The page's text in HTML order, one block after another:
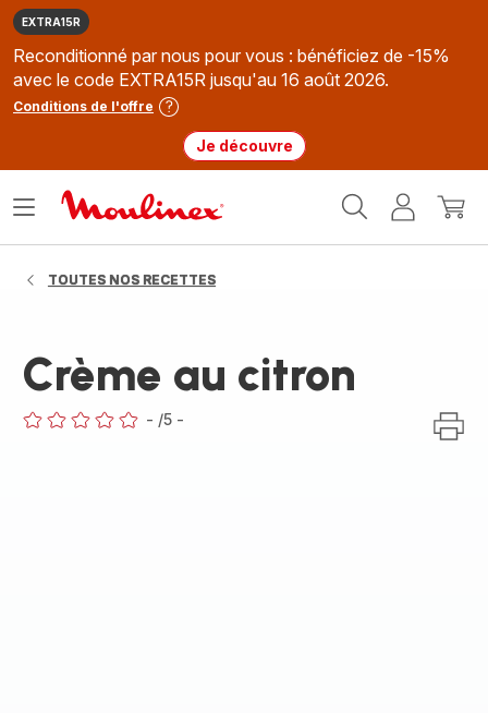
EXTRA15R
Reconditionné par nous pour vous : bénéficiez de -15%
avec le code EXTRA15R jusqu'au 16 août 2026.
Conditions de l'offre
Je découvre
MonMon
Ouvrir
TOUTES NOS RECETTES
Crème au citron
- /5 -